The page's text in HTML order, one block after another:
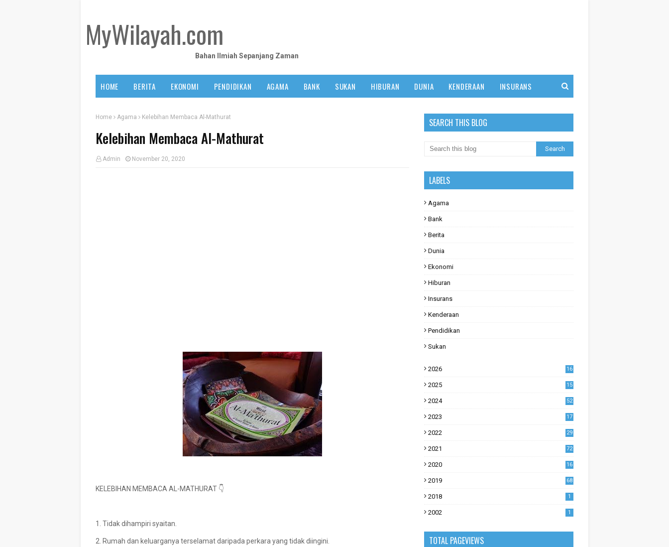
MyWilayah.com
Bahan Ilmiah Sepanjang Zaman
HOME BERITA EKONOMI PENDIDIKAN AGAMA BANK SUKAN HIBURAN DUNIA KENDERAAN INSURANS
Home Agama Kelebihan Membaca Al-Mathurat
Kelebihan Membaca Al-Mathurat
Admin November 20, 2020
KELEBIHAN MEMBACA AL-MATHURAT 👇
1. Tidak dihampiri syaitan.
2. Rumah dan keluarganya terselamat daripada perkara yang tidak diingini.
SEARCH THIS BLOG
LABELS
Agama
Bank
Berita
Dunia
Ekonomi
Hiburan
Insurans
Kenderaan
Pendidikan
Sukan
2026 16
2025 15
2024 52
2023
17
2022
29
2021
72
2020
16
2019
68
2018 1
2002 1
TOTAL PAGEVIEWS